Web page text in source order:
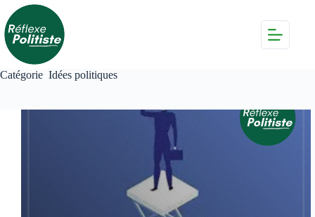
Passer
au
contenu
Catégorie Idées politiques